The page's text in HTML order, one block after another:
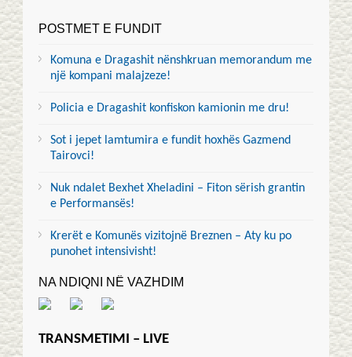
POSTMET E FUNDIT
Komuna e Dragashit nënshkruan memorandum me
një kompani malajzeze!
Policia e Dragashit konfiskon kamionin me dru!
Sot i jepet lamtumira e fundit hoxhës Gazmend
Tairovci!
Nuk ndalet Bexhet Xheladini – Fiton sërish grantin
e Performansës!
Krerët e Komunës vizitojnë Breznen – Aty ku po
punohet intensivisht!
NA NDIQNI NË VAZHDIM
TRANSMETIMI – LIVE